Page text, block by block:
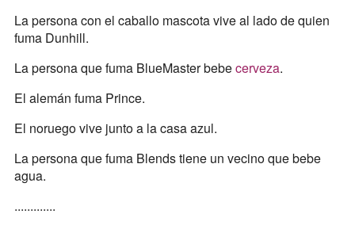
La persona con el caballo mascota vive al lado de quien
fuma Dunhill.
La persona que fuma BlueMaster bebecerveza.
El alemán fuma Prince.
El noruego vive junto a la casa azul.
La persona que fuma Blends tiene un vecino que bebe
agua.
.............